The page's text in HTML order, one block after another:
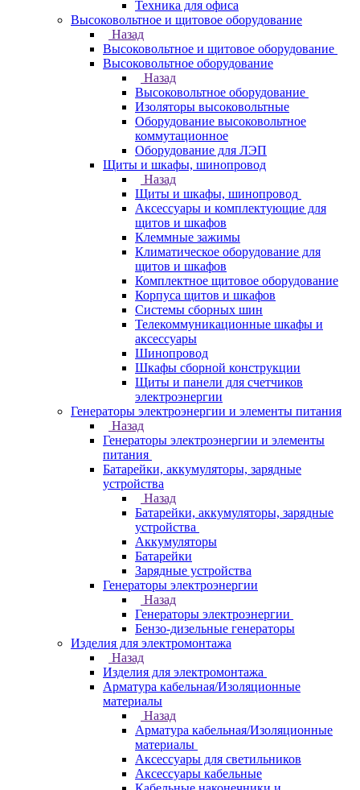
Техника для офиса
Высоковольтное и щитовое оборудование
Назад
Высоковольтное и щитовое оборудование
Высоковольтное оборудование
Назад
Высоковольтное оборудование
Изоляторы высоковольтные
Оборудование высоковольтное
коммутационное
Оборудование для ЛЭП
Щиты и шкафы, шинопровод
Назад
Щиты и шкафы, шинопровод
Аксессуары и комплектующие для
щитов и шкафов
Клеммные зажимы
Климатическое оборудование для
щитов и шкафов
Комплектное щитовое оборудование
Корпуса щитов и шкафов
Системы сборных шин
Телекоммуникационные шкафы и
аксессуары
Шинопровод
Шкафы сборной конструкции
Щиты и панели для счетчиков
электроэнергии
Генераторы электроэнергии и элементы питания
Назад
Генераторы электроэнергии и элементы
питания
Батарейки, аккумуляторы, зарядные
устройства
Назад
Батарейки, аккумуляторы, зарядные
устройства
Аккумуляторы
Батарейки
Зарядные устройства
Генераторы электроэнергии
Назад
Генераторы электроэнергии
Бензо-дизельные генераторы
Изделия для электромонтажа
Назад
Изделия для электромонтажа
Арматура кабельная/Изоляционные
материалы
Назад
Арматура кабельная/Изоляционные
материалы
Аксессуары для светильников
Аксессуары кабельные